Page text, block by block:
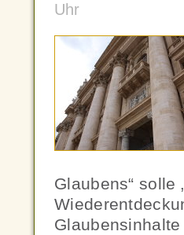
Uhr
Glaubens“